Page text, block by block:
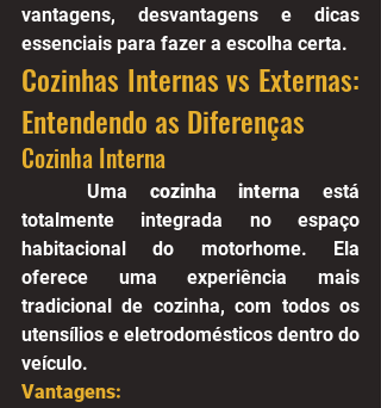
vantagens, desvantagens e dicas
essenciais para fazer a escolha certa.
Cozinhas Internas vs Externas:
Entendendo as Diferenças
Cozinha Interna
	Uma
cozinha interna está
totalmente integrada no espaço
habitacional do motorhome. Ela
oferece uma experiência mais
tradicional de cozinha, com todos os
utensílios e eletrodomésticos dentro do
veículo.
Vantagens: